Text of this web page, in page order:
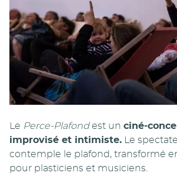
Le Perce-Plafondest un ciné-
improvisé et intimiste. Le
contemple le plafond, transformé
pour plasticiens et musiciens.